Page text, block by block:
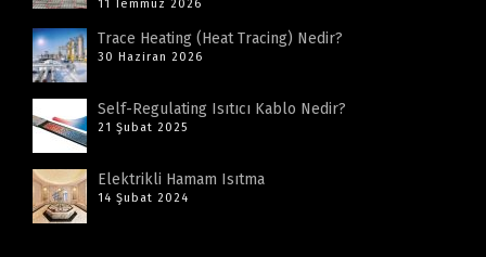
11 Temmuz 2026
Trace Heating (Heat Tracing) Nedir?
30 Haziran 2026
Self-Regulating Isıtıcı Kablo Nedir?
21 Şubat 2025
Elektrikli Hamam Isıtma
14 Şubat 2024